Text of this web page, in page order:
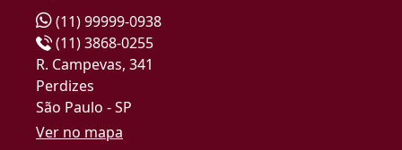
(11) 99999-0938
(11) 3868-0255
R. Campevas, 341
Perdizes
São Paulo - SP
Ver no mapa